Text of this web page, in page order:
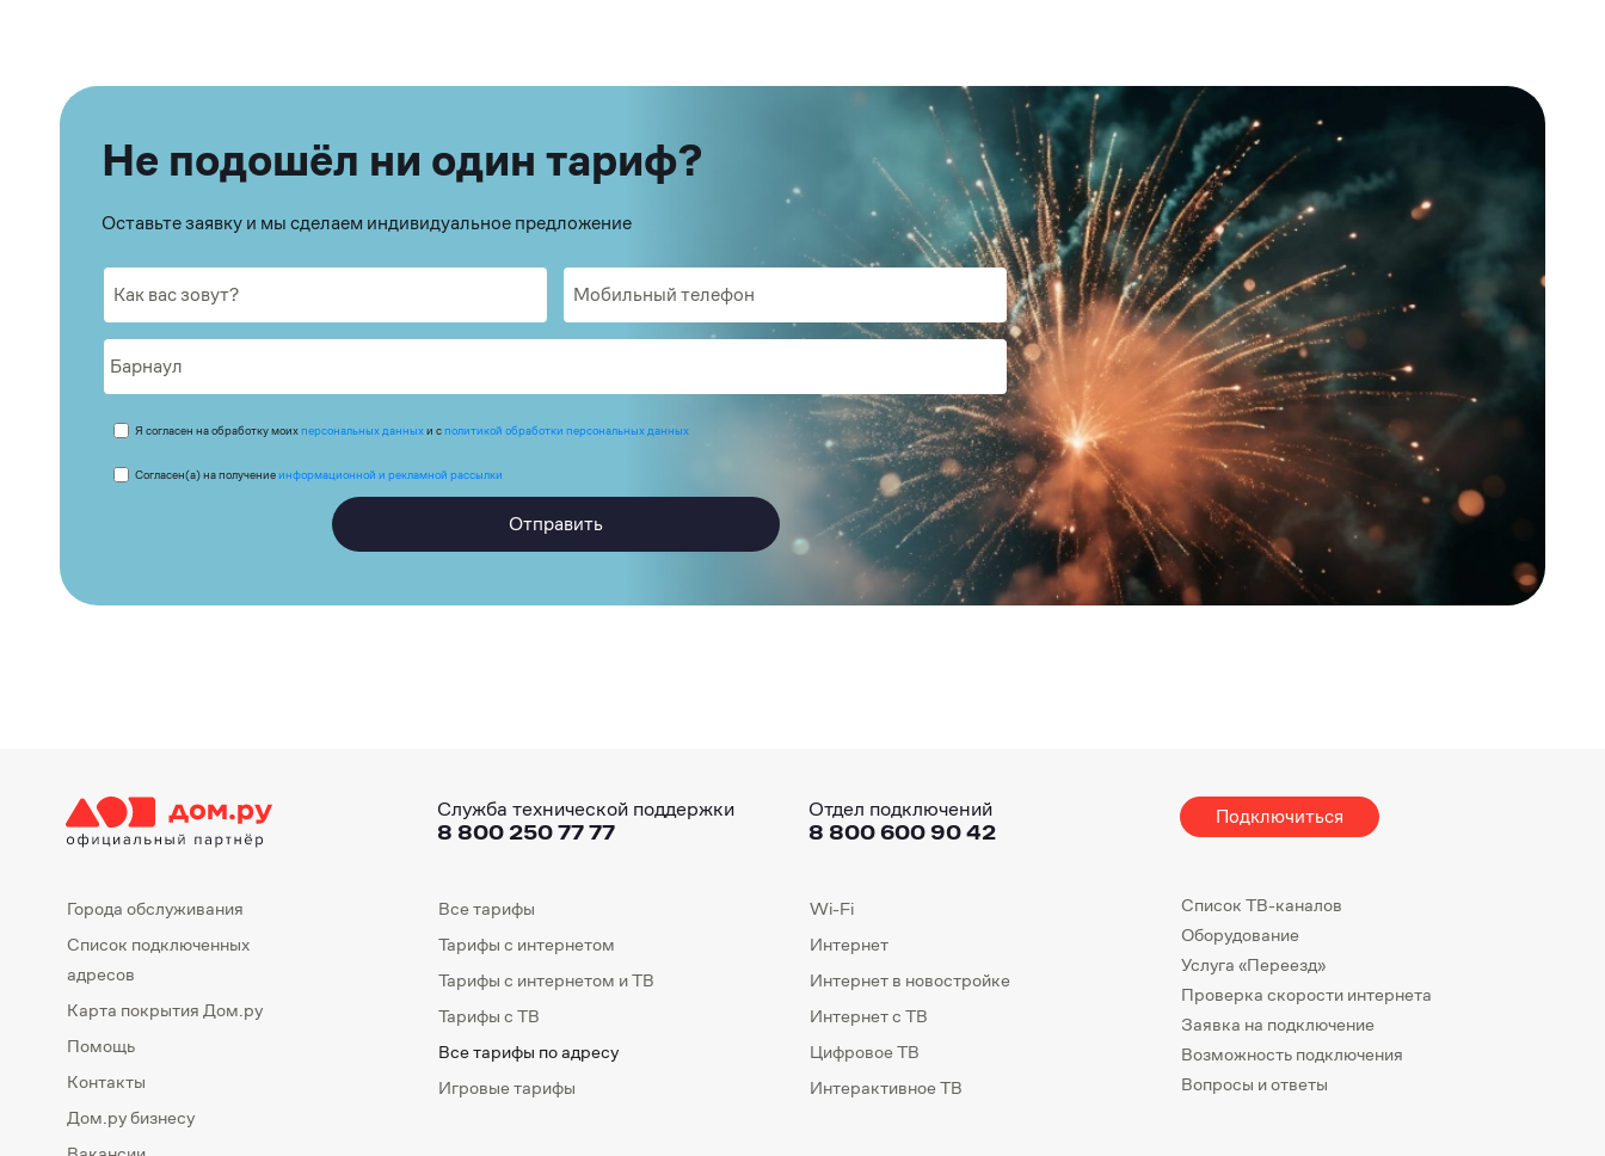
Не подошёл ни один тариф?
Оставьте заявку и мы сделаем индивидуальное предложение
Я согласен на обработку моихперсональных данныхи сполитикой обработки персональных данных
Согласен(а) на получениеинформационной и рекламной рассылки
Отправить
Служба технической поддержки
8 800 250 77 77
Отдел подключений
8 800 600 90 42
Подключиться
Города обслуживания
Список подключенных
адресов
Карта покрытия Дом.ру
Помощь
Контакты
Дом.ру бизнесу
Все тарифы
Тарифы с интернетом
Тарифы с интернетом и ТВ
Тарифы с ТВ
Все тарифы по адресу
Игровые тарифы
Wi-Fi
Интернет
Интернет в новостройке
Интернет с ТВ
Цифровое ТВ
Интерактивное ТВ
Список ТВ-каналов
Оборудование
Услуга «Переезд»
Проверка скорости интернета
Заявка на подключение
Возможность подключения
Вопросы и ответы